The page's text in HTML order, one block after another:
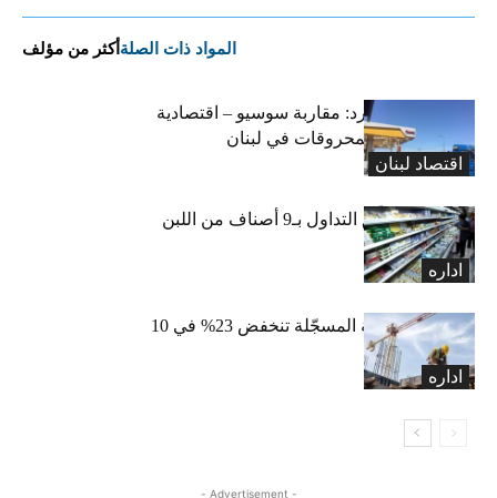
المواد ذات الصلة أكثر من مؤلف
اقتصاد لبنان
التضخم المستورد: مقاربة سوسيو – اقتصادية
لارتفاع أسعار المحروقات في لبنان
اداره
«الاقتصاد» تعلّق التداول بـ9 أصناف من اللبن
واللبنة
اداره
الرخص العقارية المسجّلة تنخفض 23% في 10
أشهر
- Advertisement -